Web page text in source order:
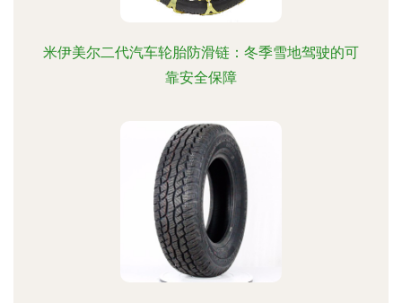
米伊美尔二代汽车轮胎防滑链：冬季雪地驾驶的可
靠安全保障